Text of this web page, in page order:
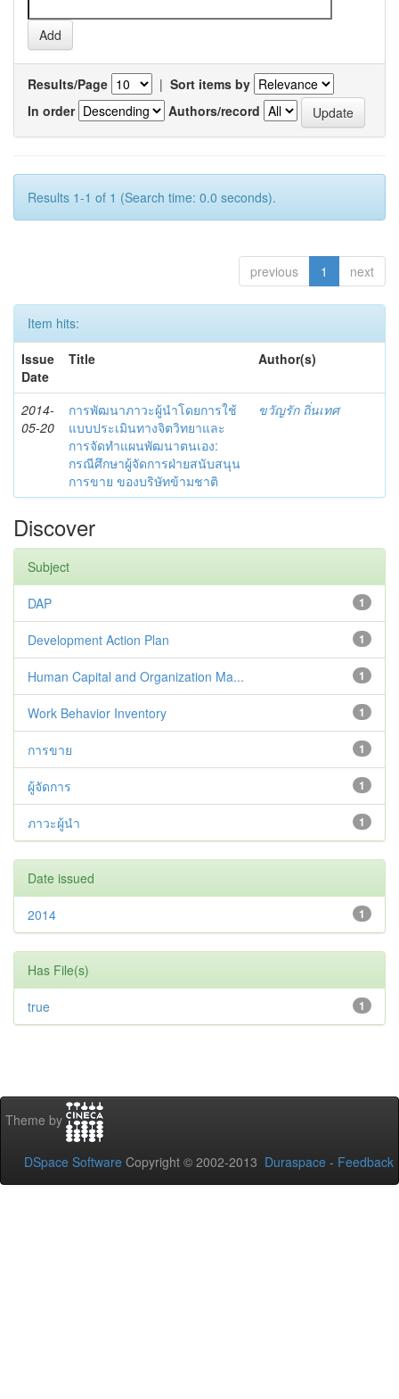
Results/Page | Sort items by
In order
Authors/record
Results 1-1 of 1 (Search time: 0.0 seconds).
previous 1 next
Item hits:
Issue
Date
Title Author(s)
2014-
05-20
การพัฒนาภาวะผู้นำโดยการใช้
แบบประเมินทางจิตวิทยาและ
การจัดทำแผนพัฒนาตนเอง:
กรณีศึกษาผู้จัดการฝ่ายสนับสนุน
การขาย ของบริษัทข้ามชาติ
ขวัญรัก ถิ่นเทศ
Discover
Subject
1
DAP
1
Development Action Plan
1
Human Capital and Organization Ma...
1
Work Behavior Inventory
1
การขาย
1
ผู้จัดการ
1
ภาวะผู้นำ
Date issued
1
2014
Has File(s)
1
true
Theme by
DSpace Software Copyright © 2002-2013 Duraspace - Feedback